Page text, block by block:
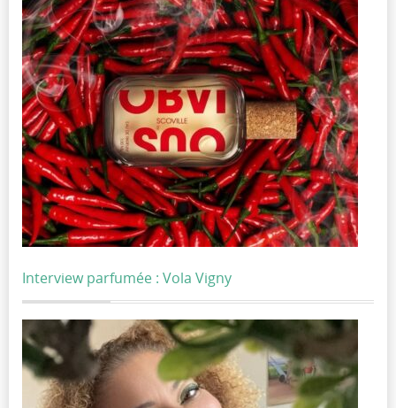
Interview parfumée : Vola Vigny